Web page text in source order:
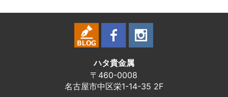
ハタ貴金属
〒460-0008
名古屋市中区栄1-14-35 2F